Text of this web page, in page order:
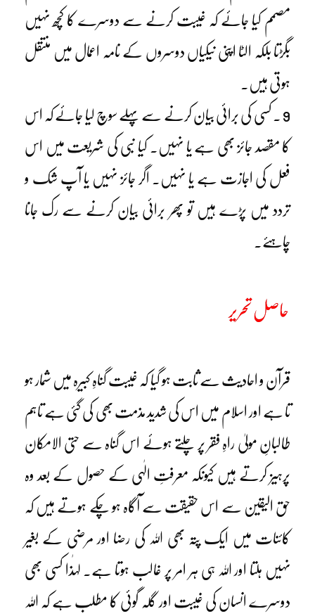
مصمم کیا جائے کہ غیبت کرنے سے دوسرے کا کچھ نہیں
بگڑتا بلکہ الٹا اپنی نیکیاں دوسروں کے نامہ اعمال میں منتقل
ہوتی ہیں۔
9 ۔ کسی کی برائی بیان کرنے سے پہلے سوچ لیا جائے کہ اس
کا مقصد جائز بھی ہے یا نہیں۔ کیا نبی کی شریعت میں اس
فعل کی اجازت ہے یا نہیں۔ اگر جائز نہیں یا آپ شک و
تردد میں پڑے ہیں تو پھر برائی بیان کرنے سے رک جانا
چاہئے۔
حاصل تحریر
قرآن و احادیث سے ثابت ہو گیا کہ غیبت گناہِ کبیرہ میں شمار ہو
تا ہے اور اسلام میں اس کی شدید مذمت بھی کی گئی ہے تاہم
طالبانِ مولیٰ راہِ فقر پر چلتے ہوئے اس گناہ سے حتی الامکان
پرہیز کرتے ہیں کیونکہ معرفتِ الٰہی کے حصول کے بعد وہ
حق الیقین سے اس حقیقت سے آگاہ ہو چکے ہوتے ہیں کہ
کائنات میں ایک پتہ بھی اللہ کی رضا اور مرضی کے بغیر
نہیں ہلتا اور اللہ ہی ہر امر پر غالب ہوتا ہے۔ لہٰذا کسی بھی
دوسرے انسان کی غیبت اور گلہ گوئی کا مطلب ہے کہ اللہ